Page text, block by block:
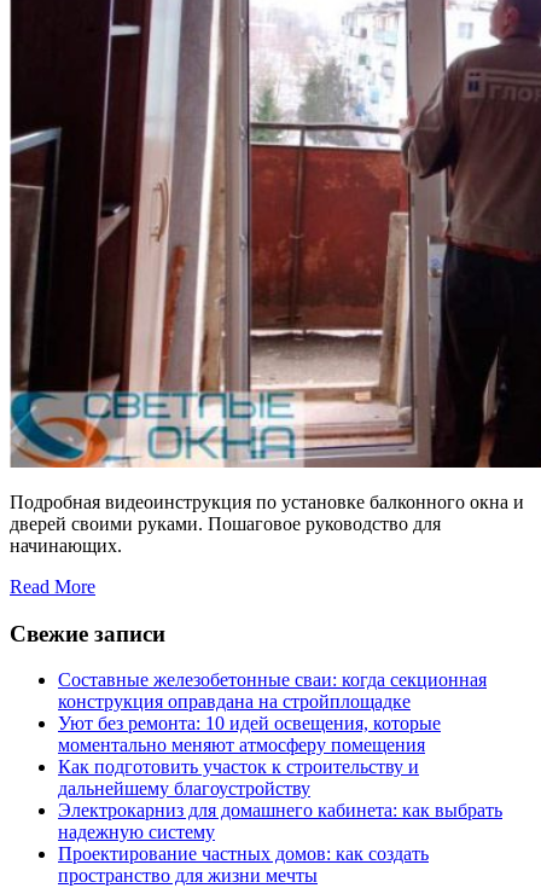
Подробная видеоинструкция по установке балконного окна и
дверей своими руками. Пошаговое руководство для
начинающих.
Read More
Свежие записи
Составные железобетонные сваи: когда секционная
конструкция оправдана на стройплощадке
Уют без ремонта: 10 идей освещения, которые
моментально меняют атмосферу помещения
Как подготовить участок к строительству и
дальнейшему благоустройству
Электрокарниз для домашнего кабинета: как выбрать
надежную систему
Проектирование частных домов: как создать
пространство для жизни мечты